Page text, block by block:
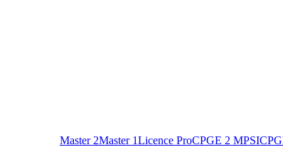
Master 2Master 1Licence ProCPGE 2 MPSI